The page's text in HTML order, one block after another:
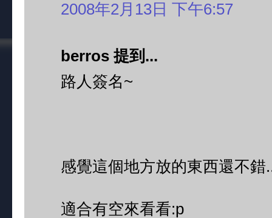
2008年2月13日 下午6:57
berros 提到...
路人簽名~
感覺這個地方放的東西還不錯
適合有空來看看:p